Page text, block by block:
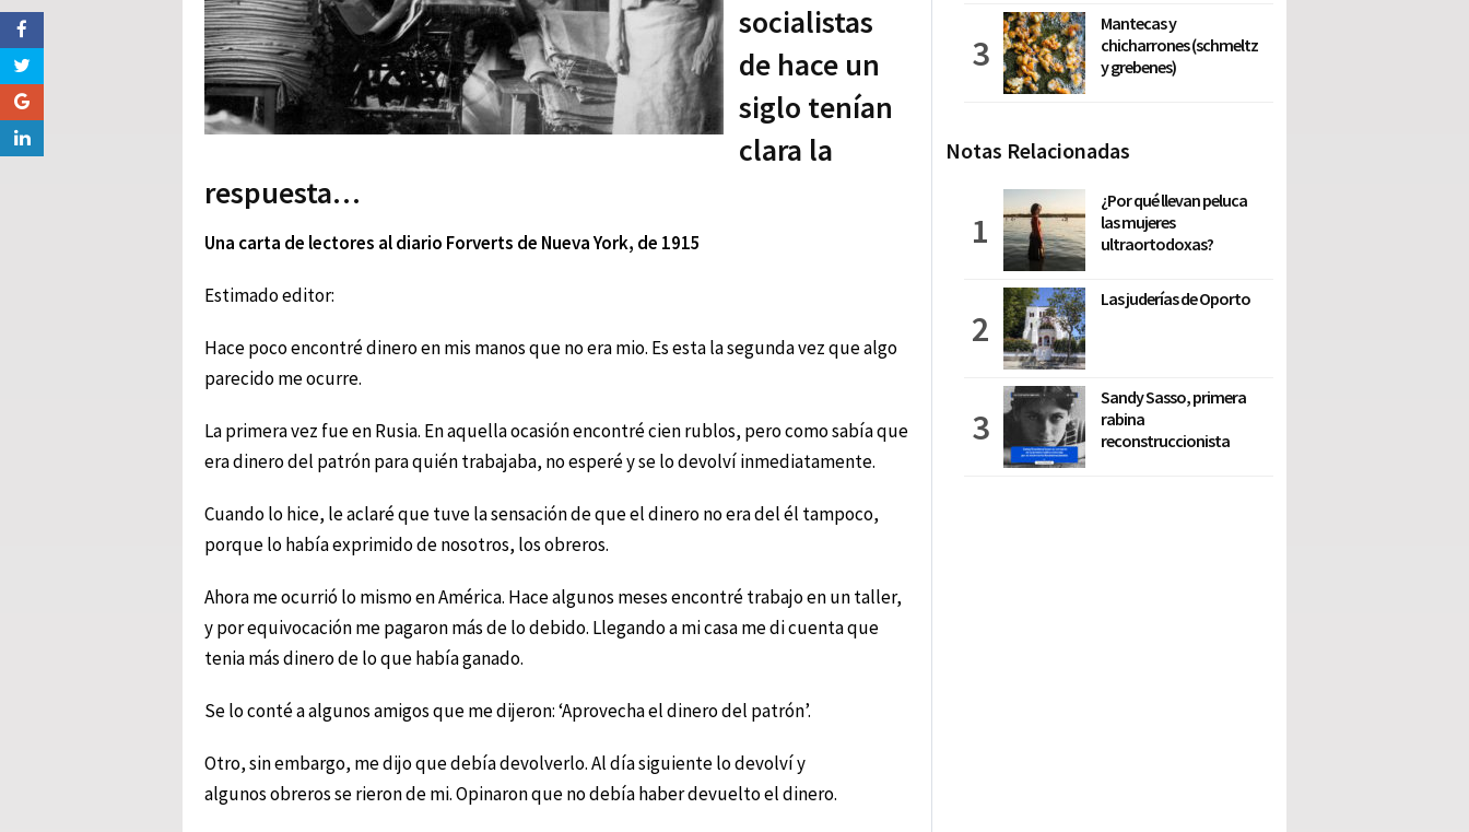
socialistas
de hace un
siglo tenían
clara la
respuesta…
Una carta de lectores al diario Forverts de Nueva York, de 1915
Estimado editor:
Hace poco encontré dinero en mis manos que no era mio. Es esta la segunda vez que algo
parecido me ocurre.
La primera vez fue en Rusia. En aquella ocasión encontré cien rublos, pero como sabía que
era dinero del patrón para quién trabajaba, no esperé y se lo devolví inmediatamente.
Cuando lo hice, le aclaré que tuve la sensación de que el dinero no era del él tampoco,
porque lo había exprimido de nosotros, los obreros.
Ahora me ocurrió lo mismo en América. Hace algunos meses encontré trabajo en un taller,
y por equivocación me pagaron más de lo debido. Llegando a mi casa me di cuenta que
tenia más dinero de lo que había ganado.
Se lo conté a algunos amigos que me dijeron: ‘Aprovecha el dinero del patrón’.
Otro, sin embargo, me dijo que debía devolverlo. Al día siguiente lo devolví y
algunos obreros se rieron de mi. Opinaron que no debía haber devuelto el dinero.
Mantecas y
chicharrones (schmeltz
y grebenes)
Notas Relacionadas
¿Por qué llevan peluca
las mujeres
ultraortodoxas?
Las juderías de Oporto
Sandy Sasso, primera
rabina
reconstruccionista